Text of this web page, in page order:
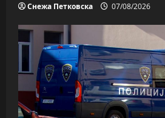
Снежа Петковска 07/08/2026